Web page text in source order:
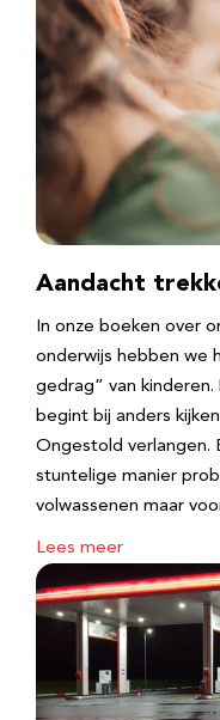
Aandacht
In onze boeken over
onderwijs hebben we
gedrag” van
begint bij anders
Ongestold verlangen.
stuntelige manier
volwassenen maar
Lees meer